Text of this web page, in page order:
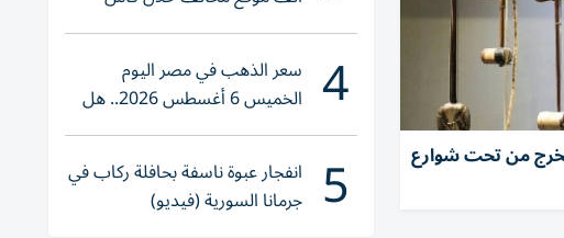
تخرج من تحت شوارع
العالم 2026
4 سعر الذهب في مصر اليوم
الخميس 6 أغسطس 2026.. هل
تنوي الشراء؟
5 انفجار عبوة ناسفة بحافلة ركاب في
جرمانا السورية (فيديو)